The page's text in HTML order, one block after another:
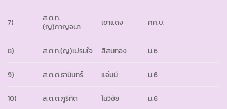
7)
ส.ต.ท.
(ญ)กาญจนา
เขาแดง ศศ.บ.
8) ส.ต.ท.(ญ)เปรมใจ สีสมทอง ม.6
9) ส.ต.ต.ธานินทร์ แจ่มมี ม.6
10) ส.ต.ต.ภูริทัต โนวิชัย ม.6